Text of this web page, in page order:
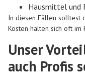
Hausmittel und
In diesen Fällen solltest
Kosten halten sich oft im
Unser
auch Profis